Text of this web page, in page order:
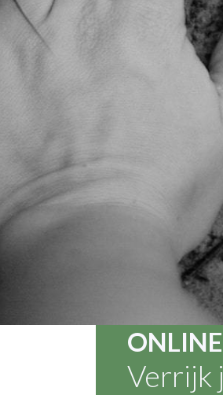
Verrijk